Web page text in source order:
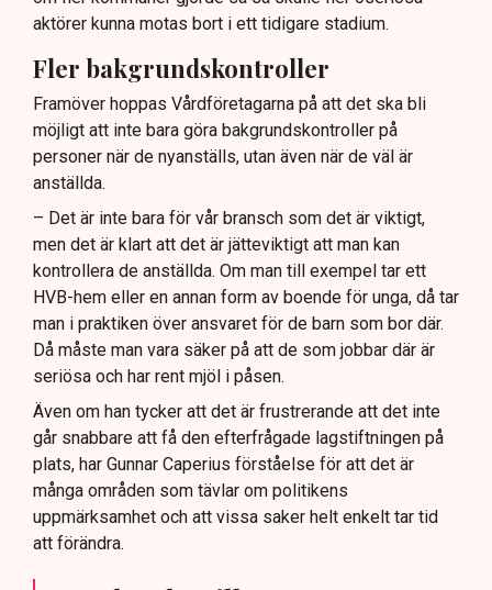
aktörer kunna motas bort i ett tidigare stadium.
Fler bakgrundskontroller
Framöver hoppas Vårdföretagarna på att det ska bli
möjligt att inte bara göra bakgrundskontroller på
personer när de nyanställs, utan även när de väl är
anställda.
– Det är inte bara för vår bransch som det är viktigt,
men det är klart att det är jätteviktigt att man kan
kontrollera de anställda. Om man till exempel tar ett
HVB-hem eller en annan form av boende för unga, då tar
man i praktiken över ansvaret för de barn som bor där.
Då måste man vara säker på att de som jobbar där är
seriösa och har rent mjöl i påsen.
Även om han tycker att det är frustrerande att det inte
går snabbare att få den efterfrågade lagstiftningen på
plats, har Gunnar Caperius förståelse för att det är
många områden som tävlar om politikens
uppmärksamhet och att vissa saker helt enkelt tar tid
att förändra.